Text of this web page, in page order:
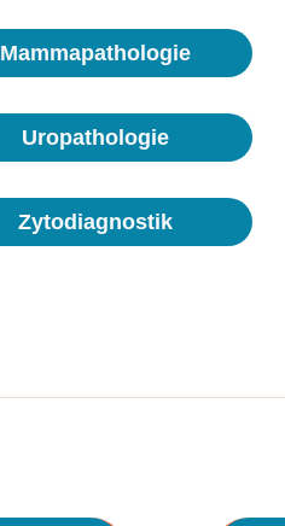
Mammapathologie
Uropathologie
Zytodiagnostik